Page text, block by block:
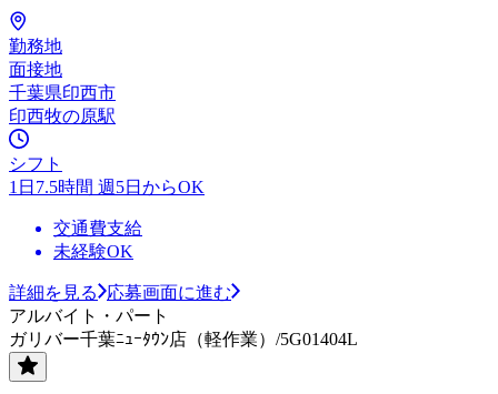
勤務地
面接地
千葉県印西市
印西牧の原駅
シフト
1日7.5時間 週5日からOK
交通費支給
未経験OK
詳細を見る
応募画面に進む
アルバイト・パート
ガリバー千葉ﾆｭｰﾀｳﾝ店（軽作業）/5G01404L